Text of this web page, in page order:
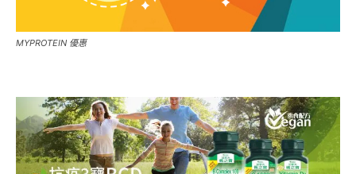
MYPROTEIN 優惠